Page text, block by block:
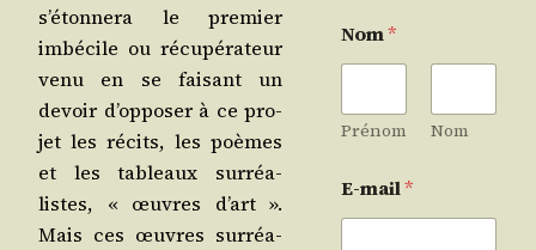
s’é­ton­ne­ra le pre­mier
imbé­cile ou récu­pé­ra­teur
venu en se fai­sant un
devoir d’op­po­ser à ce pro­
jet les récits, les poèmes
et les tableaux sur­réa­
listes, « œuvres d’art ».
Mais ces œuvres sur­réa­
Nom*
Prénom Nom
E-mail*